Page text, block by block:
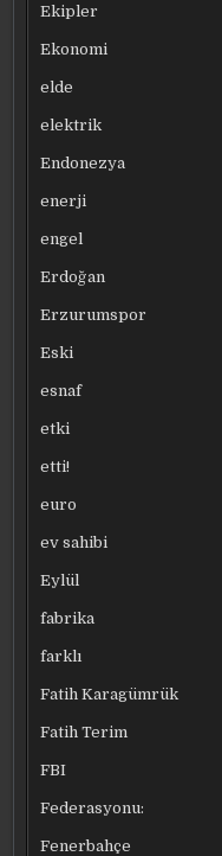
Ekipler
Ekonomi
elde
elektrik
Endonezya
enerji
engel
Erdoğan
Erzurumspor
Eski
esnaf
etki
etti!
euro
ev sahibi
Eylül
fabrika
farklı
Fatih Karagümrük
Fatih Terim
FBI
Federasyonu:
Fenerbahçe